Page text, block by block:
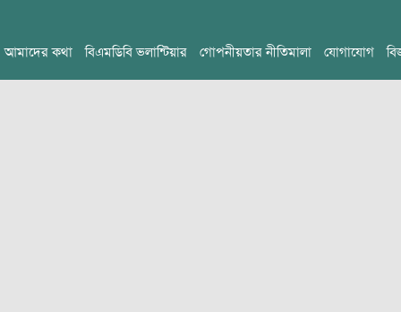
আমাদের কথা বিএমডিবি ভলান্টিয়ার গোপনীয়তার নীতিমালা যোগাযোগ